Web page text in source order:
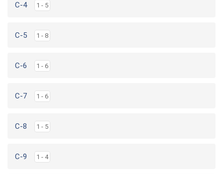
C-4 1 - 5
C-5 1 - 8
C-6 1 - 6
C-7 1 - 6
C-8 1 - 5
C-9 1 - 4